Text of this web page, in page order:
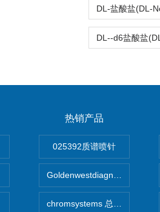
热销产品
025392质谱喷针
Goldenwestdiagnostics总代
chromsystems 总代理